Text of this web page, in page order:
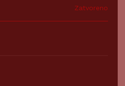
Zatvoreno